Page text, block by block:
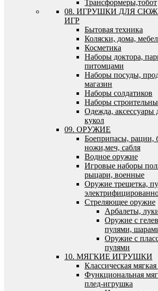
Трансформеры,тобот
08. ИГРУШКИ ДЛЯ
ИГР
Бытовая техника
Коляски, дома,
Косметика
Наборы доктора,
питомцами
Наборы посуды,
магазин
Наборы солдатиков
Наборы
Одежда, аксессуары
кукол
09. ОРУЖИЕ
Боеприпасы, рации,
ножи,меч, сабля
Водное оружие
Игровые наборы
рыцари, военные
Оружие трещетка,
Стреляющее оружие
Арбалеты,
Оружие с
пулями,
Оружие с
пулями
10. МЯГКИЕ ИГРУШКИ
Классическая
Функциональная
плед-игрушка